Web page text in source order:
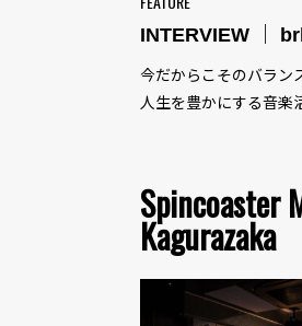
INTERVIEW ｜
今だからこそのバラン
人生を豊かにする音楽
Spincoaster
Kagurazaka